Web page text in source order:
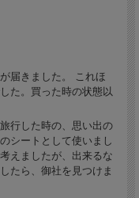
届きました。 これほ
た。買った時の状態以
行した時の、思い出の
シートとして使いまし
えましたが、出来るな
たら、御社を見つけま